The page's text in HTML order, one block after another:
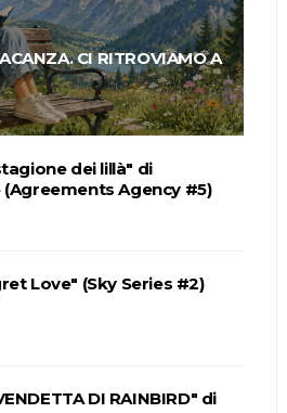
CI RITROVIAMO A
dei lillà" di
(Agreements Agency #5)
Love" (Sky Series #2)
DI RAINBIRD" di